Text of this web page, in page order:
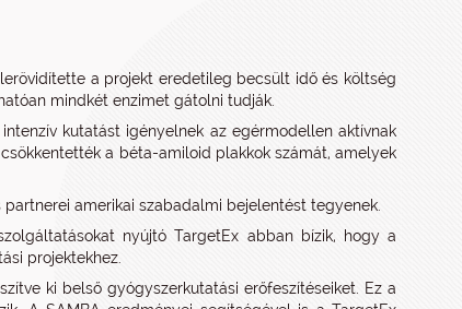
a projekt eredetileg becsült idő és költség
mindkét enzimet gátolni tudják.
kutatást igényelnek az egérmodellen aktívnak
a béta-amiloid plakkok számát, amelyek
amerikai szabadalmi bejelentést tegyenek.
nyújtó TargetEx abban bízik, hogy a
projektekhez.
ki belső gyógyszerkutatási erőfeszítéseiket. Ez a